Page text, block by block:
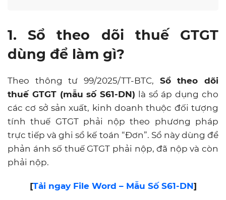
1. Sổ theo dõi thuế GTGT
dùng để làm gì?
Theo thông tư 99/2025/TT-BTC, Sổ theo dõi
thuế GTGT (mẫu số S61-DN) là sổ áp dụng cho
các cơ sở sản xuất, kinh doanh thuộc đối tượng
tính thuế GTGT phải nộp theo phương pháp
trực tiếp và ghi sổ kế toán “Đơn”. Sổ này dùng để
phản ánh số thuế GTGT phải nộp, đã nộp và còn
phải nộp.
[Tải ngay File Word – Mẫu Số S61-DN]